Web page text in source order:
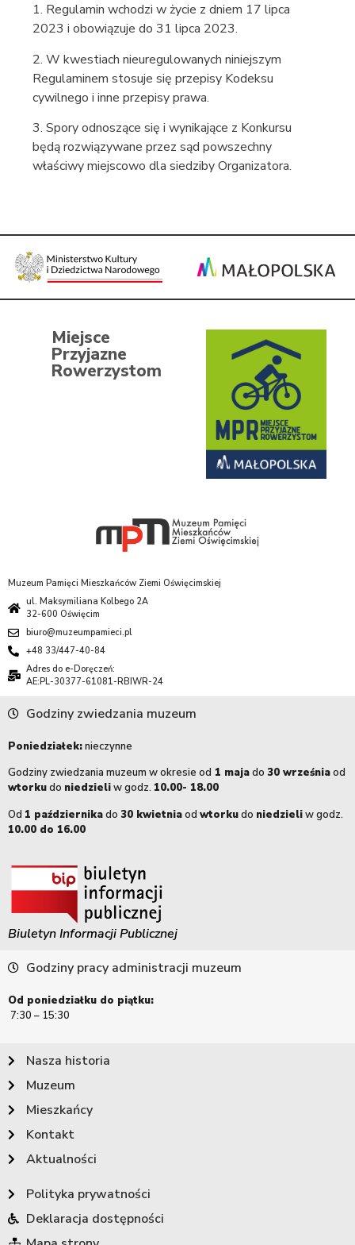
1. Regulamin wchodzi w życie z dniem 17 lipca
2023 i obowiązuje do 31 lipca 2023.
2. W kwestiach nieuregulowanych niniejszym
Regulaminem stosuje się przepisy Kodeksu
cywilnego i inne przepisy prawa.
3. Spory odnoszące się i wynikające z Konkursu
będą rozwiązywane przez sąd powszechny
właściwy miejscowo dla siedziby Organizatora.
Miejsce
Przyjazne
Rowerzystom
Muzeum Pamięci Mieszkańców Ziemi Oświęcimskiej
ul. Maksymiliana Kolbego 2A
32-600 Oświęcim
biuro@muzeumpamieci.pl
+48 33/447-40-84
Adres do e-Doręczeń:
AE:PL-30377-61081-RBIWR-24
Godziny zwiedzania muzeum
Poniedziałek:nieczynne
Godziny zwiedzania muzeum w okresie od 1 majado 30 wrześniaod
wtorkudo niedzieliw godz. 10.00- 18.00
Od 1 październikado 30 kwietniaod wtorkudo niedzieliw godz.
10.00 do 16.00
Biuletyn Informacji Publicznej
Godziny pracy administracji muzeum
Od poniedziałku do piątku:
7:30 – 15:30
Nasza historia
Muzeum
Mieszkańcy
Kontakt
Aktualności
Polityka prywatności
Deklaracja dostępności